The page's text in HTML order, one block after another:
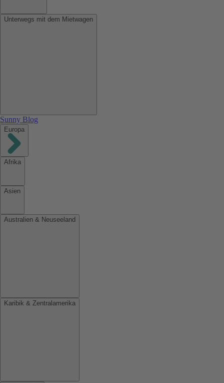
Unterwegs mit dem Mietwagen
Sunny Blog
Europa
Afrika
Asien
Australien & Neuseeland
Karibik & Zentralamerika